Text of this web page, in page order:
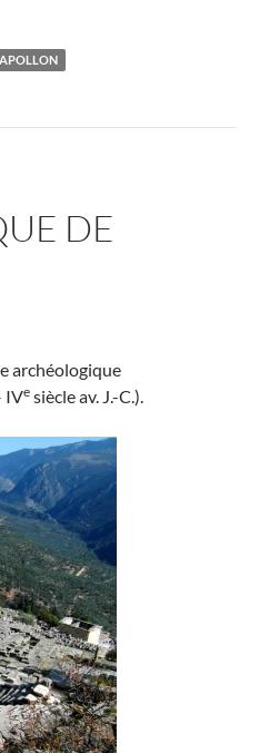
DE
archéologique
IVe siècle av. J.-C.).